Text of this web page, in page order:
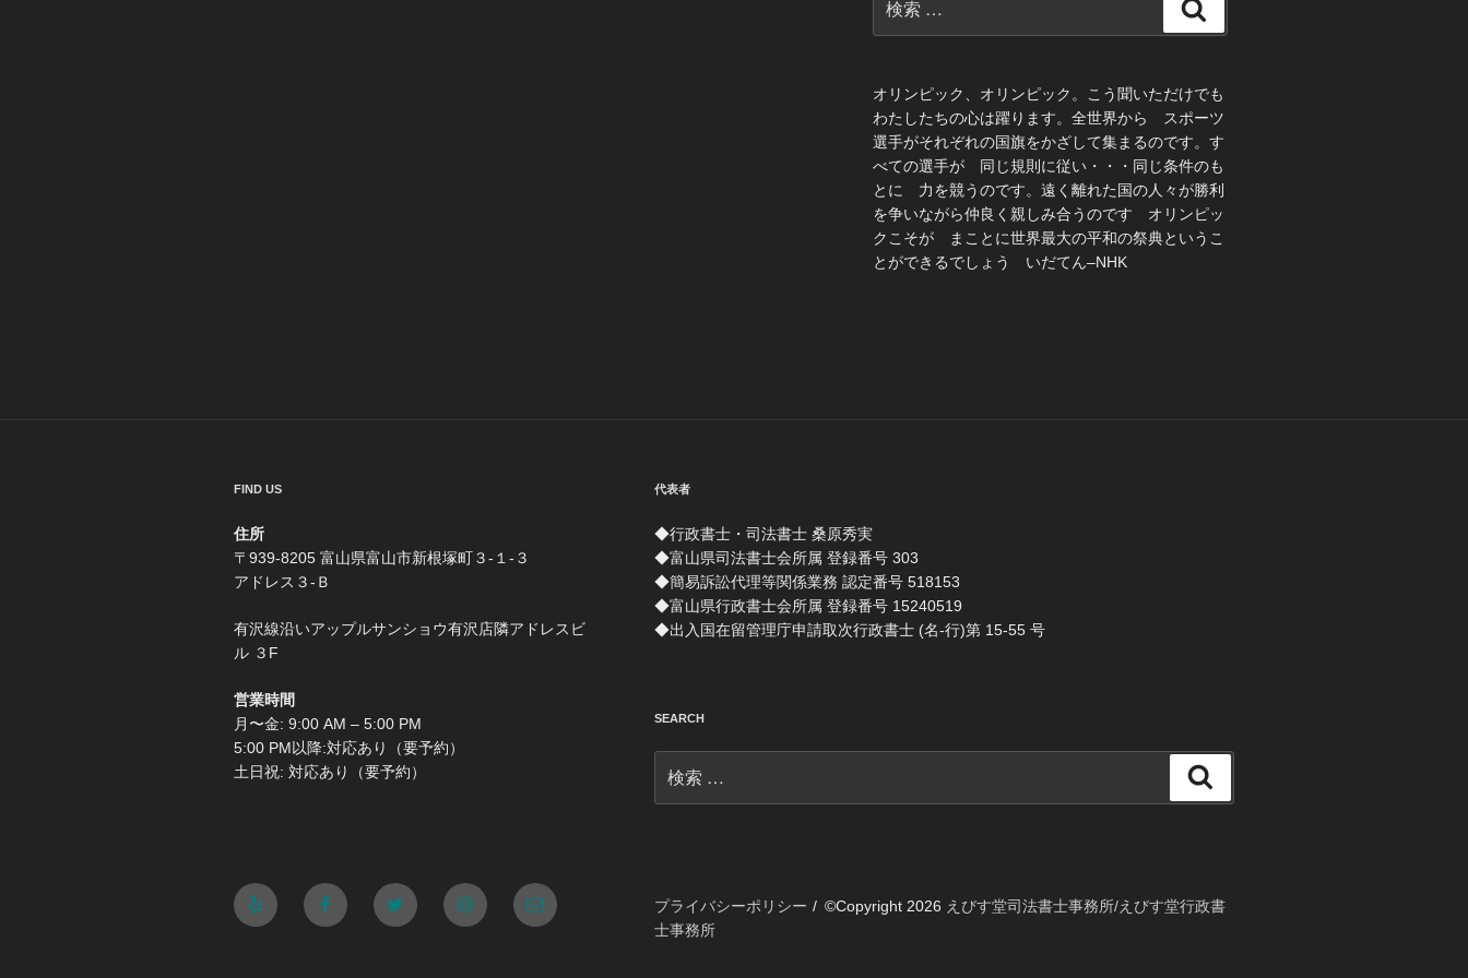
索:
索
オリンピック、オリンピック。こう聞いただけでも
わたしたちの心は躍ります。全世界から スポーツ
選手がそれぞれの国旗をかざして集まるのです。す
べての選手が 同じ規則に従い・・・同じ条件のも
とに 力を競うのです。遠く離れた国の人々が勝利
を争いながら仲良く親しみ合うのです オリンピッ
クこそが まことに世界最大の平和の祭典というこ
とができるでしょう いだてん–NHK
FIND US
住所
〒939-8205 富山県富山市新根塚町３-１-３
アドレス３-Ｂ
有沢線沿いアップルサンショウ有沢店隣アドレスビ
ル ３F
営業時間
月〜金: 9:00 AM – 5:00 PM
5:00 PM以降:対応あり（要予約）
土日祝: 対応あり（要予約）
代表者
◆行政書士・司法書士 桑原秀実
◆富山県司法書士会所属 登録番号 303
◆簡易訴訟代理等関係業務 認定番号 518153
◆富山県行政書士会所属 登録番号 15240519
◆出入国在留管理庁申請取次行政書士 (名-行)第 15-55 号
SEARCH
索:
索
Yelp FacebookTwitter Instagram
メ
プライバシーポリシー ©Copyright 2026 えびす堂司法書士事務所/えびす堂行政書
士事務所